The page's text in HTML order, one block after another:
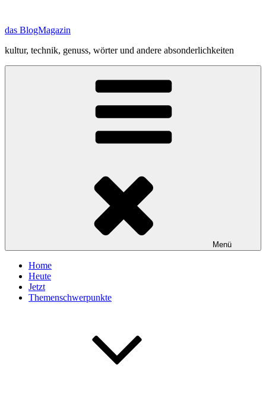
springen
das BlogMagazin
kultur, technik, genuss, wörter und andere absonderlichkeiten
Menü
Home
Heute
Jetzt
Themenschwerpunkte